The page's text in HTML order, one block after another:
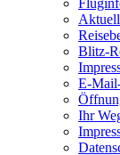
Blitz-
E-
Ihr